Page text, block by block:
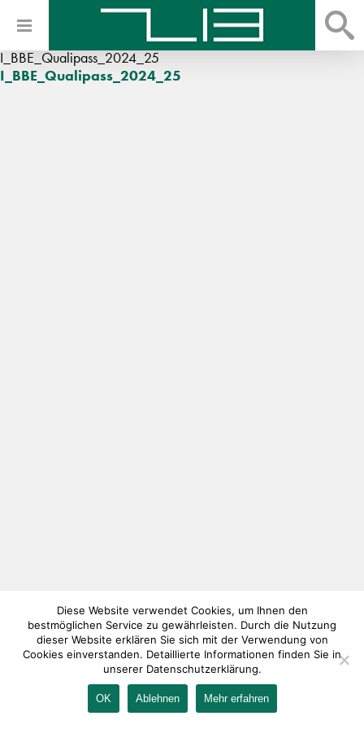
I_BBE_Qualipass_2024_25
I_BBE_Qualipass_2024_25
IMPRESSUM KONTAKT AGB DATENSCHUTZ
Diese Website verwendet Cookies, um Ihnen den
bestmöglichen Service zu gewährleisten. Durch die Nutzung
dieser Website erklären Sie sich mit der Verwendung von
Cookies einverstanden. Detaillierte Informationen finden Sie in
unserer Datenschutzerklärung.
OK Ablehnen Mehr erfahren